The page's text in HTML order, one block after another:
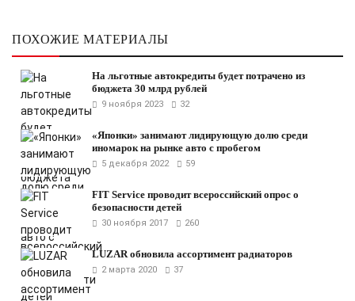
ПОХОЖИЕ МАТЕРИАЛЫ
На льготные автокредиты будет потрачено из
бюджета 30 млрд рублей
9 ноября 2023 32
«Японки» занимают лидирующую долю среди
иномарок на рынке авто с пробегом
5 декабря 2022 59
FIT Service проводит всероссийский опрос о
безопасности детей
30 ноября 2017 260
LUZAR обновила ассортимент радиаторов
2 марта 2020 37